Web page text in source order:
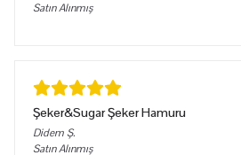
Satın Alınmış
Şeker&Sugar Şeker Hamuru
Didem Ş.
Satın Alınmış